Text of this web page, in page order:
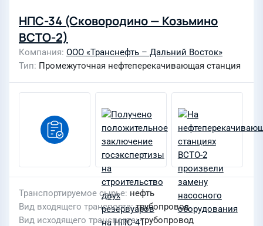
НПС-34 (Сковородино — Козьмино
ВСТО-2)
Компания ООО «Транснефть – Дальний Восток»
Тип Промежуточная нефтеперекачивающая станция
Транспортируемое сырье нефть
Вид входящего транспорта трубопровод
Вид исходящего транспорта трубопровод